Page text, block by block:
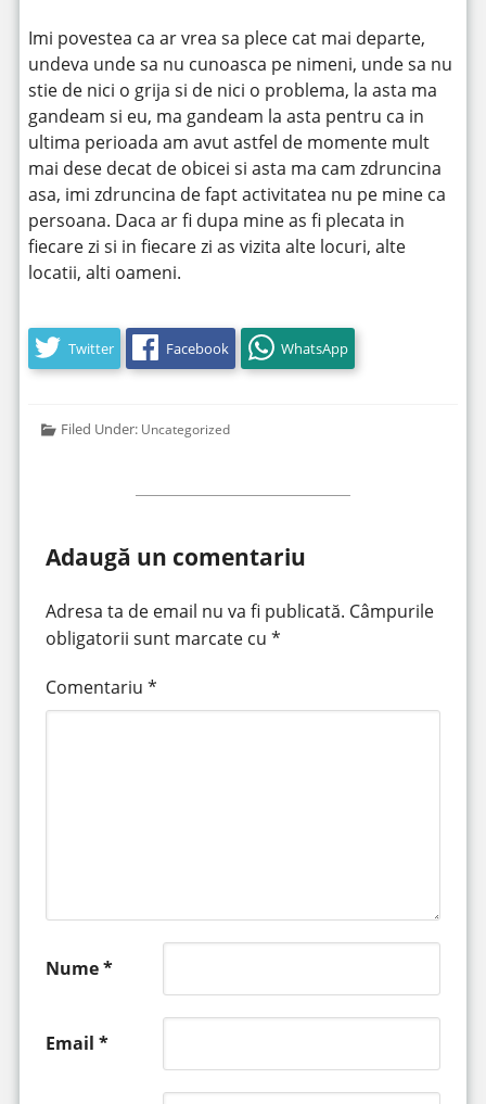
Imi povestea ca ar vrea sa plece cat mai departe,
undeva unde sa nu cunoasca pe nimeni, unde sa nu
stie de nici o grija si de nici o problema, la asta ma
gandeam si eu, ma gandeam la asta pentru ca in
ultima perioada am avut astfel de momente mult
mai dese decat de obicei si asta ma cam zdruncina
asa, imi zdruncina de fapt activitatea nu pe mine ca
persoana. Daca ar fi dupa mine as fi plecata in
fiecare zi si in fiecare zi as vizita alte locuri, alte
locatii, alti oameni.
Twitter Facebook WhatsApp
Filed Under: Uncategorized
Adaugă un comentariu
Adresa ta de email nu va fi publicată. Câmpurile
obligatorii sunt marcate cu *
Comentariu *
Nume*
Email *